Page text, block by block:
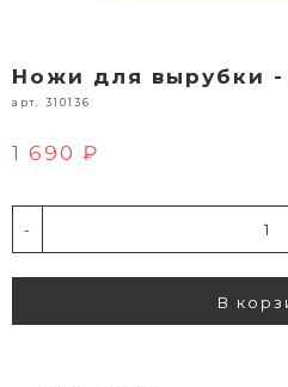
Ножи для вырубки
арт. 310136
1 690 ₽
-
В